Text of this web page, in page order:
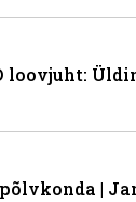
loovjuht:
|